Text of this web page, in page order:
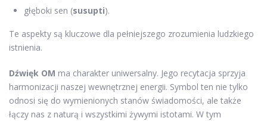
głęboki sen (susupti).
Te aspekty są kluczowe dla pełniejszego zrozumienia ludzkiego
istnienia.
Dźwięk OM ma charakter uniwersalny. Jego recytacja sprzyja
harmonizacji naszej wewnętrznej energii. Symbol ten nie tylko
odnosi się do wymienionych stanów świadomości, ale także
łączy nas z naturą i wszystkimi żywymi istotami. W tym